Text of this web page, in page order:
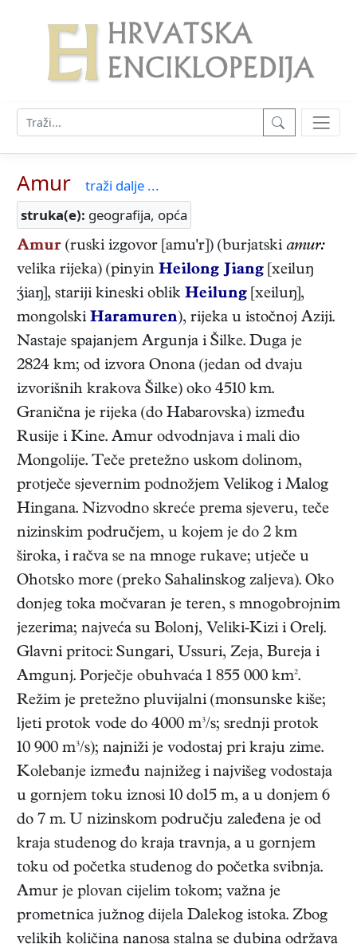
Amur
traži dalje ...
struka(e): geografija, opća
Amur (ruski izgovor [amu'r]) (burjatski amur:
velika rijeka) (pinyin Heilong Jiang [xeiluŋ
iaŋ], stariji kineski oblik Heilung [xeiluŋ],
mongolski Haramuren), rijeka u istočnoj Aziji.
Nastaje spajanjem Argunja i Šilke. Duga je
2824 km; od izvora Onona (jedan od dvaju
izvorišnih krakova Šilke) oko 4510 km.
Granična je rijeka (do Habarovska) između
Rusije i Kine. Amur odvodnjava i mali dio
Mongolije. Teče pretežno uskom dolinom,
protječe sjevernim podnožjem Velikog i Malog
Hingana. Nizvodno skreće prema sjeveru, teče
nizinskim područjem, u kojem je do 2 km
široka, i račva se na mnoge rukave; utječe u
Ohotsko more (preko Sahalinskog zaljeva). Oko
donjeg toka močvaran je teren, s mnogobrojnim
jezerima; najveća su Bolonj, Veliki-Kizi i Orelj.
Glavni pritoci: Sungari, Ussuri, Zeja, Bureja i
Amgunj. Porječje obuhvaća 1 855 000 km².
Režim je pretežno pluvijalni (monsunske kiše;
ljeti protok vode do 4000 m³/s; srednji protok
10 900 m³/s); najniži je vodostaj pri kraju zime.
Kolebanje između najnižeg i najvišeg vodostaja
u gornjem toku iznosi 10 do15 m, a u donjem 6
do 7 m. U nizinskom području zaleđena je od
kraja studenog do kraja travnja, a u gornjem
toku od početka studenog do početka svibnja.
Amur je plovan cijelim tokom; važna je
prometnica južnog dijela Dalekog istoka. Zbog
velikih količina nanosa stalna se dubina održava